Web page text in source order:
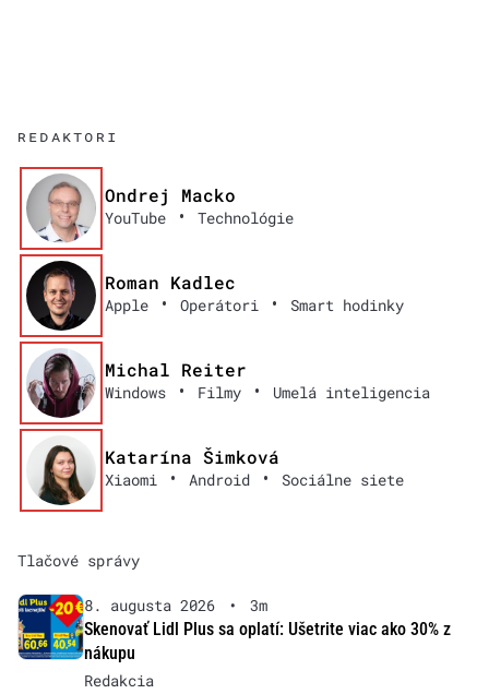
REDAKTORI
Ondrej Macko
YouTube • Technológie
Roman Kadlec
Apple • Operátori • Smart hodinky
Michal Reiter
Windows • Filmy • Umelá inteligencia
Katarína Šimková
Xiaomi • Android • Sociálne siete
Tlačové správy
8. augusta 2026 •
3m
Skenovať Lidl Plus sa oplatí: Ušetrite viac ako 30% z
nákupu
Redakcia